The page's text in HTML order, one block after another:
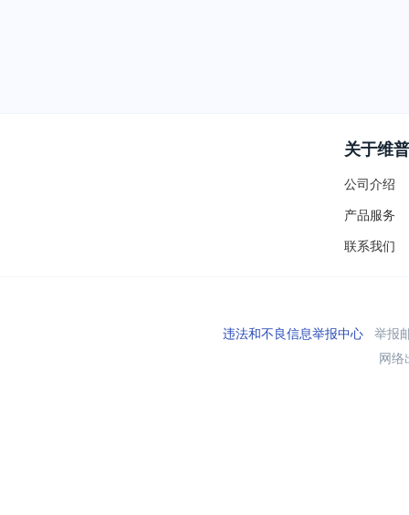
关于维普
公司介绍
产品服务
联系我们
违法和不良信息举报中心举报
网